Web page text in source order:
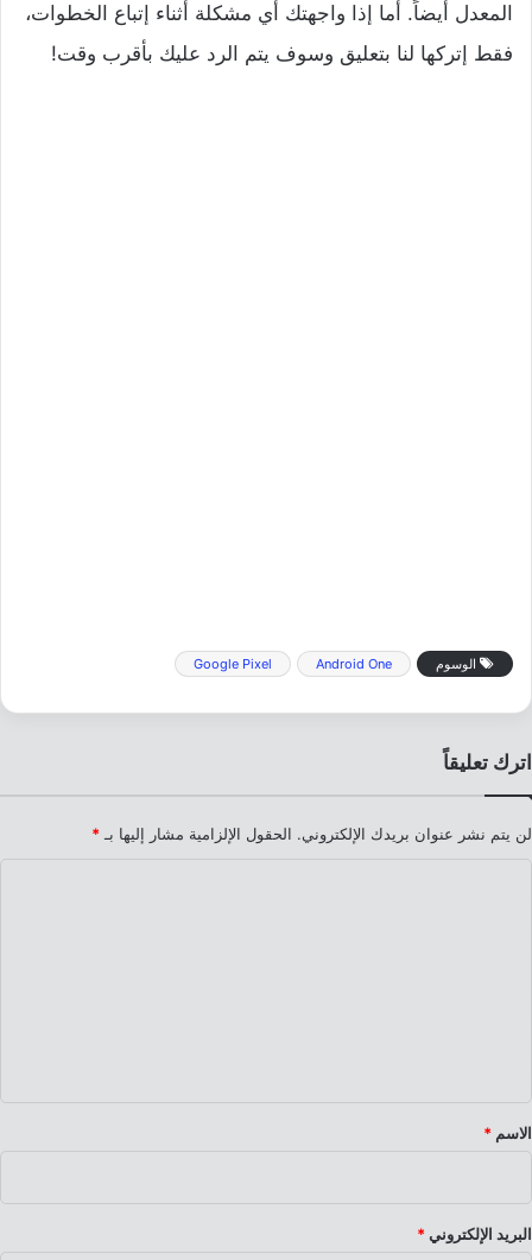
المعدل أيضاً. أما إذا واجهتك أي مشكلة أثناء إتباع الخطوات،
فقط إتركها لنا بتعليق وسوف يتم الرد عليك بأقرب وقت!
الوسوم Android One
Google Pixel
اترك تعليقاً
لن يتم نشر عنوان بريدك الإلكتروني. الحقول الإلزامية مشار إليها بـ *
*
الاسم *
البريد الإلكتروني *